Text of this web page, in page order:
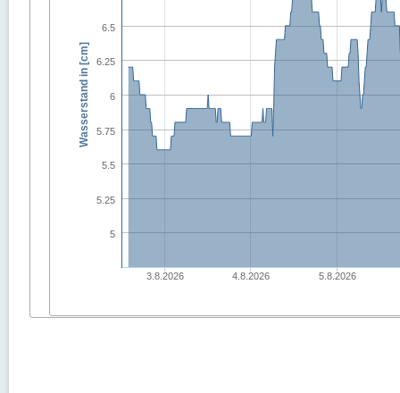
Wasserstand in [cm]
3.8.2026 4.8.2026 5.8.2026
5
5.25
5.5
5.75
6
6.25
6.5